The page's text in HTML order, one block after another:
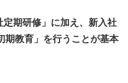
期研修」に加え、新入社
期教育」を行うことが基本